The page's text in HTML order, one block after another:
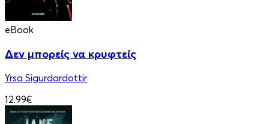
eBook
Δεν μπορείς να κρυφτείς
Yrsa Sigurdardottir
12.99€